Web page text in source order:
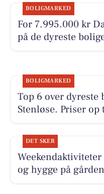
BOLIGMARKED
For 7.995.000 kr
på de dyreste
BOLIGMARKED
Top 6 over
Stenløse. Priser
DET SKER
og hygge på gården